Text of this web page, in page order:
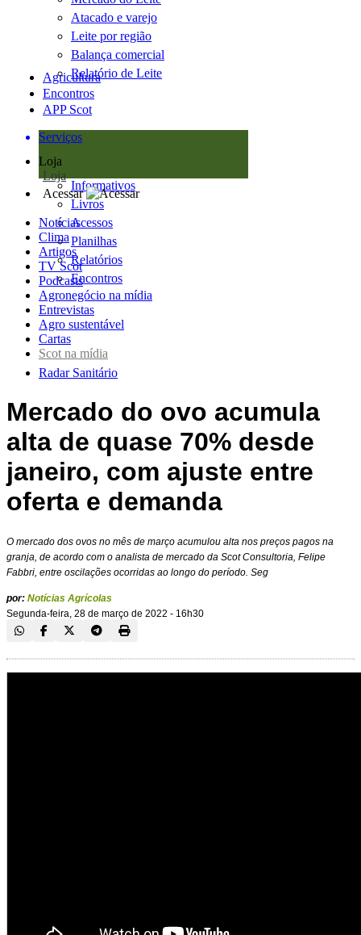
Atacado e varejo
Leite por região
Balança comercial
Relatório de Leite
Agricultura
Encontros
APP Scot
Serviços
Loja
Loja
Informativos
Livros
Acessos
Planilhas
Relatórios
Encontros
Acessar
Notícias
Clima
Artigos
TV Scot
Podcasts
Agronegócio na mídia
Entrevistas
Agro sustentável
Cartas
Scot na mídia
Radar Sanitário
Mercado do ovo acumula
alta de quase 70% desde
janeiro, com ajuste entre
oferta e demanda
O mercado dos ovos no mês de março acumulou alta nos preços pagos na
granja, de acordo com o analista de mercado da Scot Consultoria, Felipe
Fabbri, entre oscilações ocorridas ao longo do período. Seg
por: Notícias Agrícolas
Segunda-feira, 28 de março de 2022 - 16h30